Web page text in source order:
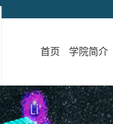
首页 学院简介